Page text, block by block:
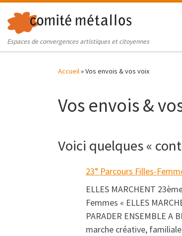
Skip to content
Espaces de convergences artistiques et citoyennes
Accueil»Vos envois & vos voix
Vos envois &
Voici quelques «
23° Parcours Filles-
ELLES MARCHENT
Femmes « ELLES
PARADER ENSEMBLE A
marche créative,